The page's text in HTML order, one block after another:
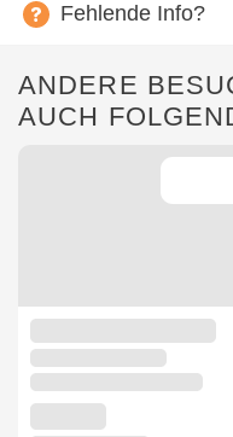
Fehlende Info?
ANDERE
AUCH